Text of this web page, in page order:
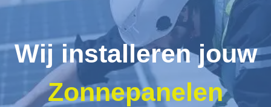
Wij installeren jouw
Zonnepanelen